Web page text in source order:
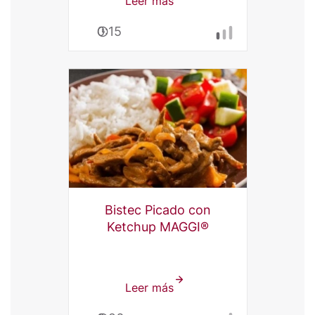
con
Crunch®
0:15
Bistec Picado con
Ketchup MAGGI®
Leer mássobre